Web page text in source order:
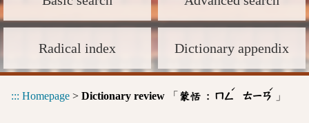
Radical index Dictionary appendix
::: Homepage > Dictionary review 「 蒙恬 : ㄇㄥ
ˊ
ㄊㄧㄢ
ˊ
」